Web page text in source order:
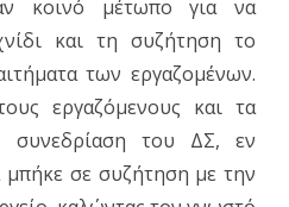
κοινό μέτωπο για να
και τη συζήτηση το
των εργαζομένων.
εργαζόμενους και τα
συνεδρίαση του ΔΣ, εν
σε συζήτηση με την